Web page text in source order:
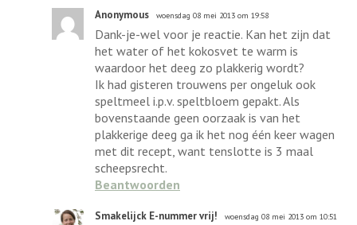
Anonymous woensdag 08 mei 2013 om 19:58
Dank-je-wel voor je reactie. Kan het zijn dat
het water of het kokosvet te warm is
waardoor het deeg zo plakkerig wordt?
Ik had gisteren trouwens per ongeluk ook
speltmeel i.p.v. speltbloem gepakt. Als
bovenstaande geen oorzaak is van het
plakkerige deeg ga ik het nog één keer wagen
met dit recept, want tenslotte is 3 maal
scheepsrecht.
Beantwoorden
Smakelijck E-nummer vrij! woensdag 08 mei 2013 om 10:51